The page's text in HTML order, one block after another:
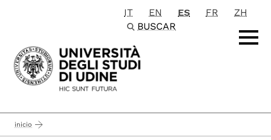
Passa al contenuto principale
IT EN ES FR
ZH
BUSCAR
inicio